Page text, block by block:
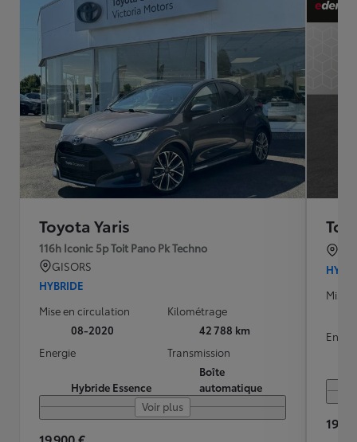
Toyota Yaris
116h Iconic 5p Toit Pano Pk Techno
GISORS
HYBRIDE
Mise en circulation
08-2020
Kilométrage
42 788 km
Energie
Hybride Essence
Transmission
Boîte
automatique
Voir plus
19 900 €
Mise
19